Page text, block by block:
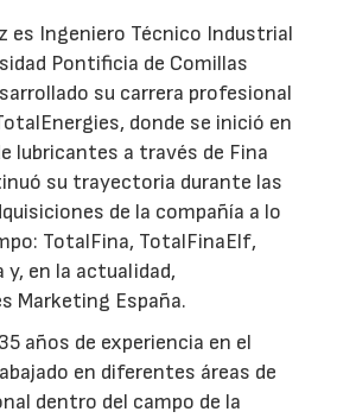
es Ingeniero Técnico Industrial
Pontificia de Comillas
su carrera profesional
donde se inició en
lubricantes a través de Fina
su trayectoria durante las
de la compañía a lo
TotalFina, TotalFinaElf,
y, en la actualidad,
Marketing España.
años de experiencia en el
en diferentes áreas de
dentro del campo de la